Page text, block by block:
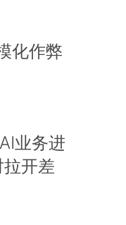
化作弊
业务进
开差